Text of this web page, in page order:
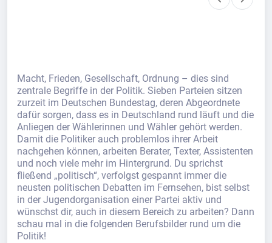
Macht, Frieden, Gesellschaft, Ordnung – dies sind
zentrale Begriffe in der Politik. Sieben Parteien sitzen
zurzeit im Deutschen Bundestag, deren Abgeordnete
dafür sorgen, dass es in Deutschland rund läuft und die
Anliegen der Wählerinnen und Wähler gehört werden.
Damit die Politiker auch problemlos ihrer Arbeit
nachgehen können, arbeiten Berater, Texter, Assistenten
und noch viele mehr im Hintergrund. Du sprichst
fließend „politisch“, verfolgst gespannt immer die
neusten politischen Debatten im Fernsehen, bist selbst
in der Jugendorganisation einer Partei aktiv und
wünschst dir, auch in diesem Bereich zu arbeiten? Dann
schau mal in die folgenden Berufsbilder rund um die
Politik!